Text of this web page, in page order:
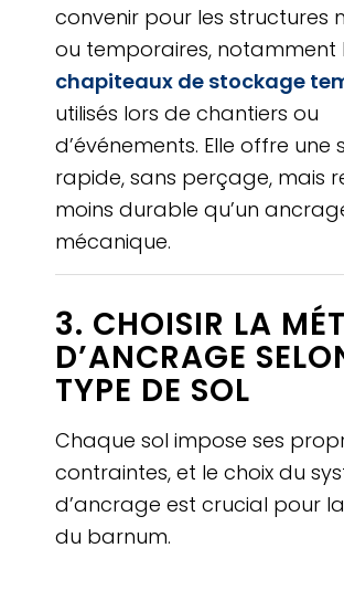
convenir pour les structures
ou temporaires, notamment
chapiteaux de stockage
utilisés lors de chantiers ou
d’événements. Elle offre une
rapide, sans perçage, mais
moins durable qu’un
mécanique.
3. CHOISIR LA
D’ANCRAGE
TYPE DE SOL
Chaque sol impose ses
contraintes, et le choix du
d’ancrage est crucial pour
du barnum.